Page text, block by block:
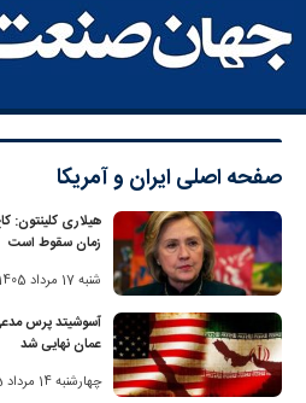
صفحه اصلیایران و آمریکا
هیلاری کلینتون:
زمان سقوط است
شنبه 17 مرداد 1405
آسوشیتد پرس
عمان نهایی شد
چهارشنبه 14 مرداد 1405